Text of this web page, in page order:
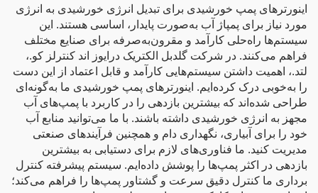
اینورترهای پمپ خورشیدی برای تبدیل انرژی خورشیدی به انرژی
مورد نیاز برای پمپاژ آب به‌صورت پایدار، اساسی هستند. این
سیستم‌ها راه‌حلی کارآمد و مقرون‌به‌صرفه برای صنایع مختلف
فراهم می‌کنند. در شرکت گلدبل الکتریک درایوز اند کنترلز کو.،
لتد.، اهمیت داشتن سیستم‌هایی کارآمد و قابل اعتماد از این دست
را به‌خوبی درک کرده‌ایم. اینورترهای پمپ خورشیدی ما به‌گونه‌ای
طراحی شده‌اند که بیشترین بازدهی را در کاربرد با پمپ‌های آب
مجهز به انرژی خورشیدی داشته باشند. با ما می‌توانید منابع آب
خود را برای آبیاری، نگهداری دام و همچنین فرآیندهای صنعتی
مدیریت کنید. ما فناوری‌های لازم برای دستیابی به بیشترین
بازدهی در اکثر پمپ‌ها را پوشش داده‌ایم. سیستم پیشرفته کنترل
برداری ما کنترل دقیق سرعت و گشتاور پمپ‌ها را فراهم می‌کند؛